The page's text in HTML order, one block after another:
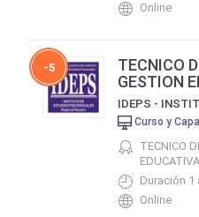
Online
-5
TECNICO
GESTION
Curso y
TECNICO
EDUCATIVA
Duración 1
Online